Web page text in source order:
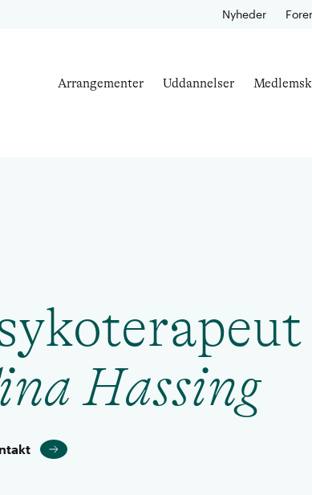
Nyheder
Arrangementer Uddannelser
Hassing